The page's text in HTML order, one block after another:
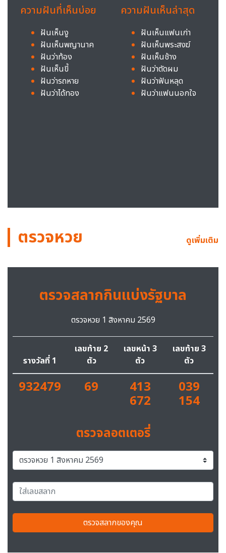
ความฝันที่เห็นบ่อย
ฝันเห็นงู
ฝันเห็นพญานาค
ฝันว่าท้อง
ฝันเห็นขี้
ฝันว่ารถหาย
ฝันว่าได้ทอง
ความฝันเห็นล่าสุด
ฝันเห็นแฟนเก่า
ฝันเห็นพระสงฆ์
ฝันเห็นช้าง
ฝันว่าตัดผม
ฝันว่าฟันหลุด
ฝันว่าแฟนนอกใจ
ตรวจหวย ดูเพิ่มเติม
ตรวจสลากกินแบ่งรัฐบาล
ตรวจหวย 1 สิงหาคม 2569
รางวัลที่ 1
เลขท้าย 2
ตัว
เลขหน้า 3
ตัว
เลขท้าย 3
ตัว
932479 69 413
672
039
154
ตรวจลอตเตอรี่
ตรวจสลากของคุณ